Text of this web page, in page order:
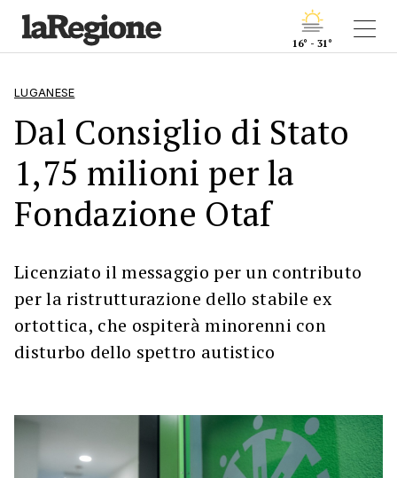
16° - 31°
LUGANESE
Dal Consiglio di Stato
1,75 milioni per la
Fondazione Otaf
Licenziato il messaggio per un contributo
per la ristrutturazione dello stabile ex
ortottica, che ospiterà minorenni con
disturbo dello spettro autistico